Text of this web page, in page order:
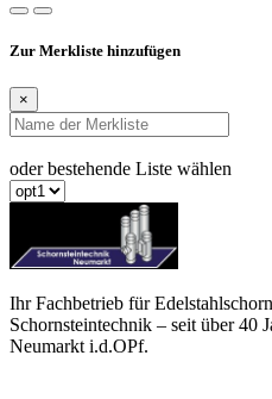
Zur Merkliste hinzufügen
×
oder bestehende Liste wählen
Ihr Fachbetrieb für
Schornsteintechnik – seit über 40
Neumarkt i.d.OPf.